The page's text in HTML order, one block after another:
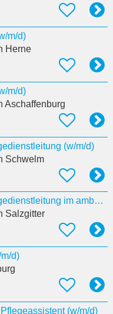
m/d)
Herne
m/d)
Aschaffenburg
(w/m/d)
Schwelm
Stellvertretende Pflegedienstleitung im ambulanten Dienst (w/m/d)
Salzgitter
d)
(w/m/d)